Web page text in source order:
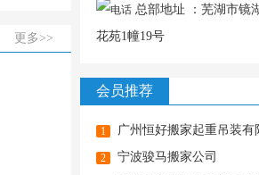
更多>>
总部地址 ：芜湖市镜
花苑1幢19号
会员推荐
1 广州恒好搬家起重吊装有
2 宁波骏马搬家公司